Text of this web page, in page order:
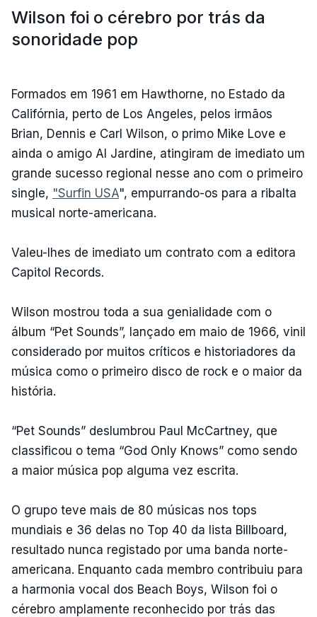
Wilson foi o cérebro por trás da
sonoridade pop
Formados em 1961 em Hawthorne, no Estado da
Califórnia, perto de Los Angeles, pelos irmãos
Brian, Dennis e Carl Wilson, o primo Mike Love e
ainda o amigo Al Jardine, atingiram de imediato um
grande sucesso regional nesse ano com o primeiro
single, "Surfin USA", empurrando-os para a ribalta
musical norte-americana.
Valeu-lhes de imediato um contrato com a editora
Capitol Records.
Wilson mostrou toda a sua genialidade com o
álbum “Pet Sounds”, lançado em maio de 1966, vinil
considerado por muitos críticos e historiadores da
música como o primeiro disco de rock e o maior da
história.
“Pet Sounds” deslumbrou Paul McCartney, que
classificou o tema “God Only Knows” como sendo
a maior música pop alguma vez escrita.
O grupo teve mais de 80 músicas nos tops
mundiais e 36 delas no Top 40 da lista Billboard,
resultado nunca registado por uma banda norte-
americana. Enquanto cada membro contribuiu para
a harmonia vocal dos Beach Boys, Wilson foi o
cérebro amplamente reconhecido por trás das